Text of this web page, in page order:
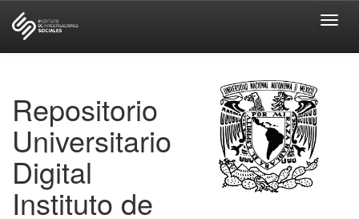
Repositorio
Universitario
Digital
Instituto de